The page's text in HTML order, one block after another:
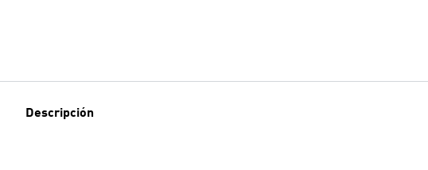
Descripción